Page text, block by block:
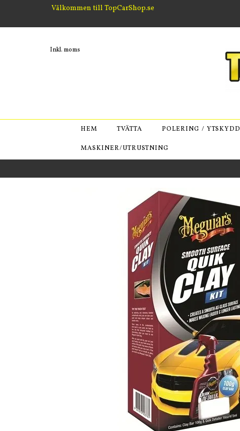
Välkommen till TopCarShop.se
Inkl. moms
HEM TVÄTTA POLERING / YTSKYDD
MASKINER/UTRUSTNING